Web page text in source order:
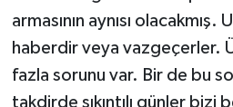
armasının aynısı olacakmış.
haberdir veya vazgeçerler.
fazla sorunu var. Bir de bu
takdirde sıkıntılı günler